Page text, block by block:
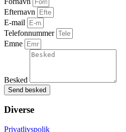
416 cm
Bredde
176 cm
147 cm
Leasing type
Førstegangsydelse
Efternavn
E-mail
Telefonnummer
Emne
Besked
Send besked
Diverse
Privatlivspolik